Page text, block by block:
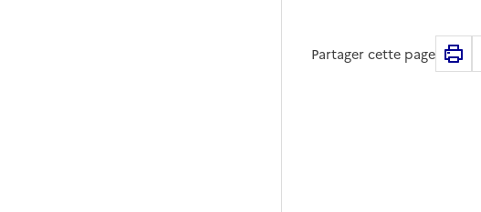
Partager cette page